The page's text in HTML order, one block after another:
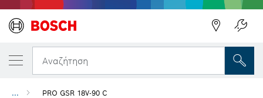
Αναζήτηση
... PRO GSR 18V-90 C